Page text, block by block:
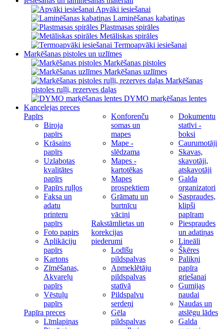
Apvāki iesiešanai
Laminēšanas kabatiņas
Plastmasas spirāles
Metāliskas spirāles
Termoapvāki iesiešanai
Marķēšanas pistoles un uzlīmes
Marķēšanas pistoles
Marķēšanas uzlīmes
Marķēšanas
pistoles ruļļi, rezerves daļas
DYMO marķēšanas lentes
Kancelejas preces
Papīrs
Biroja
papīrs
Krāsains
papīrs
Uzlabotas
kvalitātes
papīrs
Papīrs ruļļos
Faksa un
adatu
printeru
papīrs
Foto papirs
Aplikāciju
papīrs
Kartons
Zīmēšanas,
Akvareļu
papīrs
Vēstuļu
papīrs
Papīra preces
Līmlapiņas
Konforenču
somas un
mapes
Mape -
slēdzama
Mapes -
kartotēkas
Mapes
prospektiem
Grāmatu un
burtnīcu
vāciņi
Rakstāmlietas un
korekcijas
piederumi
Lodīšu
pildspalvas
Apmeklētāju
pildspalvas
statīvā
Pildspalvu
serdeņi
Gēla
pildspalvas
Dokumentu
statīvi -
boksi
Caurumotāji
Skavas,
skavotāji,
atskavotāji
Galda
organizatori
Saspraudes,
klipši
papīram
Piespraudes
un adatiņas
Lineāli
Šķēres
Palikņi
papīra
griešanai
Gumijas
naudai
Naudas un
atslēgu lādes
Galda